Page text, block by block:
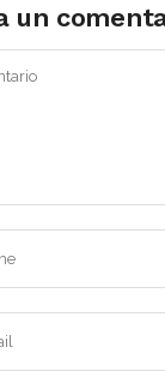
un